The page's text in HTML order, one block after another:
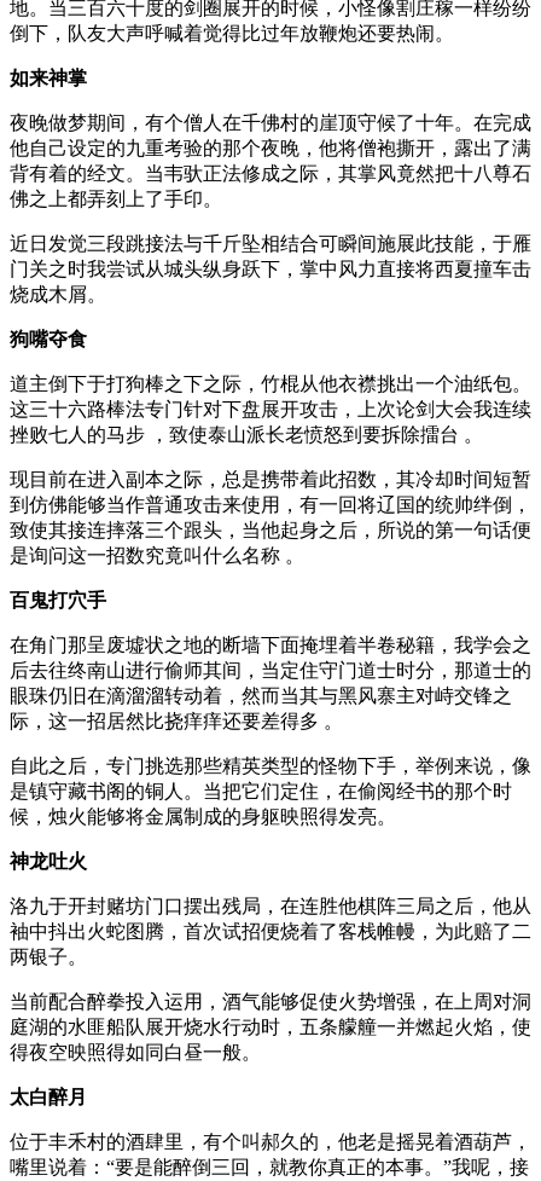
地。当三百六十度的剑圈展开的时候，小怪像割庄稼一样纷纷
倒下，队友大声呼喊着觉得比过年放鞭炮还要热闹。
如来神掌
夜晚做梦期间，有个僧人在千佛村的崖顶守候了十年。在完成
他自己设定的九重考验的那个夜晚，他将僧袍撕开，露出了满
背有着的经文。当韦驮正法修成之际，其掌风竟然把十八尊石
佛之上都弄刻上了手印。
近日发觉三段跳接法与千斤坠相结合可瞬间施展此技能，于雁
门关之时我尝试从城头纵身跃下，掌中风力直接将西夏撞车击
烧成木屑。
狗嘴夺食
道主倒下于打狗棒之下之际，竹棍从他衣襟挑出一个油纸包。
这三十六路棒法专门针对下盘展开攻击，上次论剑大会我连续
挫败七人的马步 ，致使泰山派长老愤怒到要拆除擂台 。
现目前在进入副本之际，总是携带着此招数，其冷却时间短暂
到仿佛能够当作普通攻击来使用，有一回将辽国的统帅绊倒，
致使其接连摔落三个跟头，当他起身之后，所说的第一句话便
是询问这一招数究竟叫什么名称 。
百鬼打穴手
在角门那呈废墟状之地的断墙下面掩埋着半卷秘籍，我学会之
后去往终南山进行偷师其间，当定住守门道士时分，那道士的
眼珠仍旧在滴溜溜转动着，然而当其与黑风寨主对峙交锋之
际，这一招居然比挠痒痒还要差得多 。
自此之后，专门挑选那些精英类型的怪物下手，举例来说，像
是镇守藏书阁的铜人。当把它们定住，在偷阅经书的那个时
候，烛火能够将金属制成的身躯映照得发亮。
神龙吐火
洛九于开封赌坊门口摆出残局，在连胜他棋阵三局之后，他从
袖中抖出火蛇图腾，首次试招便烧着了客栈帷幔，为此赔了二
两银子。
当前配合醉拳投入运用，酒气能够促使火势增强，在上周对洞
庭湖的水匪船队展开烧水行动时，五条艨艟一并燃起火焰，使
得夜空映照得如同白昼一般。
太白醉月
位于丰禾村的酒肆里，有个叫郝久的，他老是摇晃着酒葫芦，
嘴里说着：“要是能醉倒三回，就教你真正的本事。”我呢，接